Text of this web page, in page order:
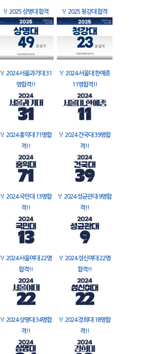
🏅 2025 상명대 합격 🏅 2025 청강대 합격
🏅 2024 서울과기대 31
명합격!!
🏅 2024 서울대 한예종
11명합격!!
🏅 2024 홍익대 71명합
격!!
🏅 2024 건국대 39명합
격!!
🏅 2024 국민대 13명합
격!!
🏅 2024 성균관대 9명합
격!!
🏅 2024 서울여대 22명
합격!!
🏅 2024 성신여대 22명
합격!!
🏅 2024 상명대 34명합
격!!
🏅 2024 경희대 18명합
격!!